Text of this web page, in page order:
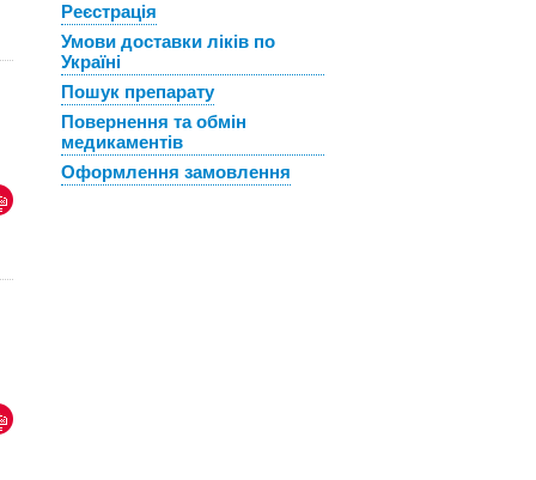
Реєстрація
Умови доставки ліків по
Україні
Пошук препарату
Повернення та обмін
медикаментів
Оформлення замовлення